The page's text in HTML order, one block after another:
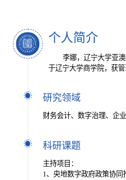
个人简介
李娜，辽宁大学亚
于辽宁大学商学院，获管
研究领域
财务会计、数字治理、企
科研课题
主持项目：
1、央地数字政府政策协